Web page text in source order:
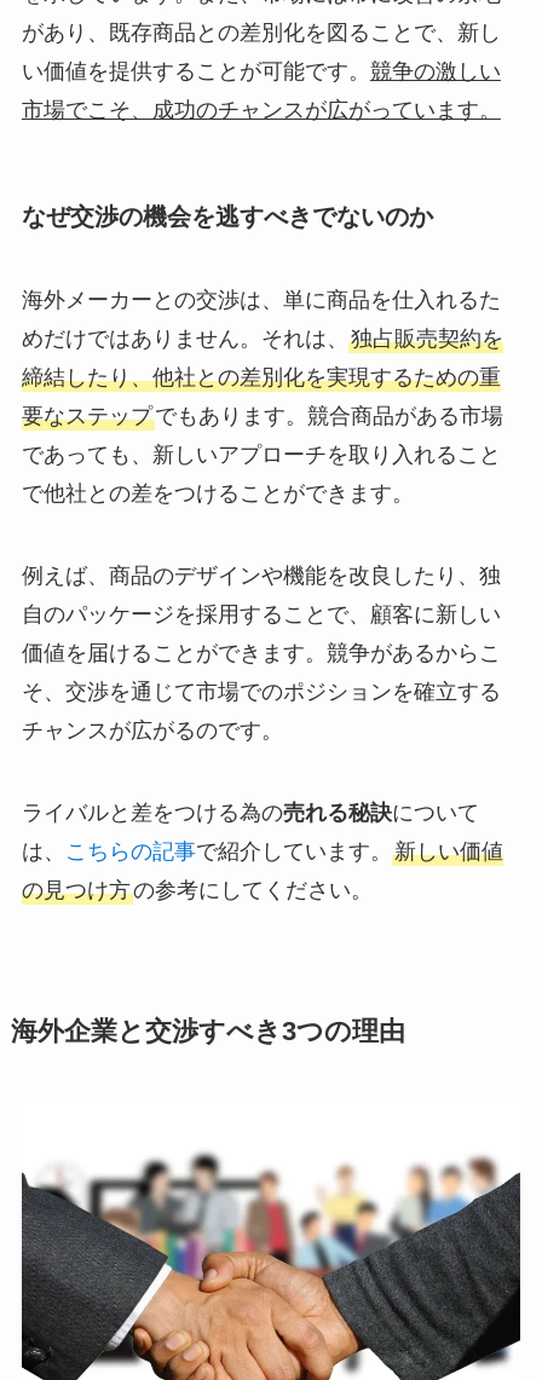
があり、既存商品との差別化を図ることで、新し
い価値を提供することが可能です。 競争の激しい
市場でこそ、成功のチャンスが広がっています。
なぜ交渉の機会を逃すべきでないのか
海外メーカーとの交渉は、単に商品を仕入れるた
めだけではありません。それは、 独占販売契約を
締結したり、他社との差別化を実現するための重
要なステップでもあります。競合商品がある市場
であっても、新しいアプローチを取り入れること
で他社との差をつけることができます。
例えば、商品のデザインや機能を改良したり、独
自のパッケージを採用することで、顧客に新しい
価値を届けることができます。競争があるからこ
そ、交渉を通じて市場でのポジションを確立する
チャンスが広がるのです。
ライバルと差をつける為の売れる秘訣について
は、
こちらの記事で紹介しています。 新しい価値
の見つけ方の参考にしてください。
海外企業と交渉すべき3つの理由